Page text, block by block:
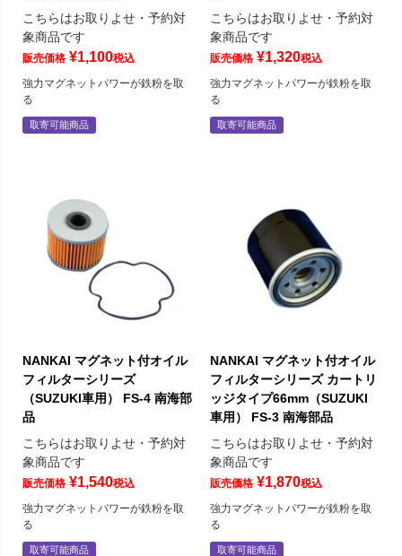
こちらはお取りよせ・予約対
象商品です
販売価格 ¥1,100税込
強力マグネットパワーが鉄粉を取
る
取寄可能商品
こちらはお取りよせ・予約対
象商品です
販売価格 ¥1,320税込
強力マグネットパワーが鉄粉を取
る
取寄可能商品
NANKAI マグネット付オイル
フィルターシリーズ
（SUZUKI車用） FS-4 南海部
品
こちらはお取りよせ・予約対
象商品です
販売価格 ¥1,540税込
強力マグネットパワーが鉄粉を取
る
取寄可能商品
NANKAI マグネット付オイル
フィルターシリーズ カートリ
ッジタイプ66mm（SUZUKI
車用） FS-3 南海部品
こちらはお取りよせ・予約対
象商品です
販売価格 ¥1,870税込
強力マグネットパワーが鉄粉を取
る
取寄可能商品